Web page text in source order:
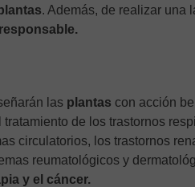
. Además, de realizar una
.
las plantas con acción
de los trastornos
circulatorios, los trastornos
reumatológicos y
y el cáncer.